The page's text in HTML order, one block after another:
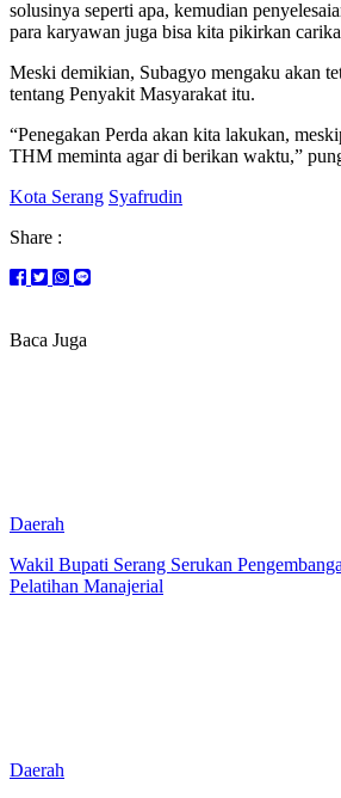
solusinya seperti apa, kemudian
para karyawan juga bisa kita pikirkan
Meski demikian, Subagyo mengaku akan
tentang Penyakit Masyarakat itu.
“Penegakan Perda akan kita lakukan,
THM meminta agar di berikan waktu,”
Kota Serang Syafrudin
Share :
Baca Juga
Daerah
Wakil Bupati Serang Serukan
Pelatihan Manajerial
Daerah